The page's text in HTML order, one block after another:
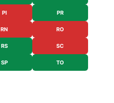
PI PR
RN RO
RS SC
SP TO